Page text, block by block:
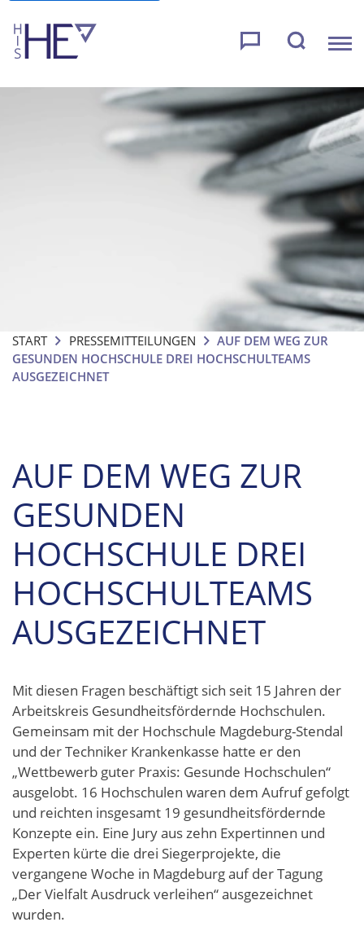
START PRESSEMITTEILUNGEN
AUF DEM WEG ZUR
GESUNDEN HOCHSCHULE DREI HOCHSCHULTEAMS
AUSGEZEICHNET
AUF DEM WEG ZUR
GESUNDEN
HOCHSCHULE DREI
HOCHSCHULTEAMS
AUSGEZEICHNET
Mit diesen Fragen beschäftigt sich seit 15 Jahren der
Arbeitskreis Gesundheitsfördernde Hochschulen.
Gemeinsam mit der Hochschule Magdeburg-Stendal
und der Techniker Krankenkasse hatte er den
„Wettbewerb guter Praxis: Gesunde Hochschulen“
ausgelobt. 16 Hochschulen waren dem Aufruf gefolgt
und reichten insgesamt 19 gesundheitsfördernde
Konzepte ein. Eine Jury aus zehn Expertinnen und
Experten kürte die drei Siegerprojekte, die
vergangene Woche in Magdeburg auf der Tagung
„Der Vielfalt Ausdruck verleihen“ ausgezeichnet
wurden.